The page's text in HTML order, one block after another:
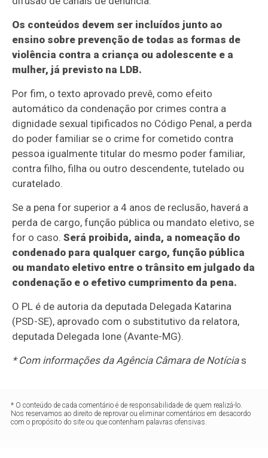
Os conteúdos devem ser incluídos junto ao
ensino sobre prevenção de todas as formas de
violência contra a criança ou adolescente e a
mulher, já previsto na LDB.
Por fim, o texto aprovado prevê, como efeito
automático da condenação por crimes contra a
dignidade sexual tipificados no Código Penal, a perda
do poder familiar se o crime for cometido contra
pessoa igualmente titular do mesmo poder familiar,
contra filho, filha ou outro descendente, tutelado ou
curatelado.
Se a pena for superior a 4 anos de reclusão, haverá a
perda de cargo, função pública ou mandato eletivo, se
for o caso.Será proibida, ainda, a nomeação do
condenado para qualquer cargo, função pública
ou mandato eletivo entre o trânsito em julgado da
condenação e o efetivo cumprimento da pena.
O PL é de autoria da deputada Delegada Katarina
(PSD-SE), aprovado com o substitutivo da relatora,
deputada Delegada Ione (Avante-MG).
* Com informações da Agência Câmara de Notícias
* O conteúdo de cada comentário é de responsabilidade de quem realizá-lo.
Nos reservamos ao direito de reprovar ou eliminar comentários em desacordo
com o propósito do site ou que contenham palavras ofensivas.